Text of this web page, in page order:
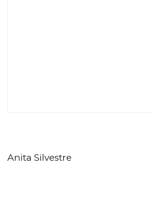
Anita Silvestre